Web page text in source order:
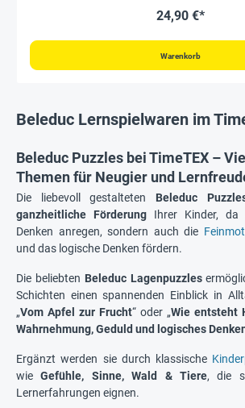
24,90 €*
Warenkorb
Beleduc Lernspielwaren im
Beleduc Puzzles bei TimeTEX –
Themen für Neugier und
Die liebevoll gestalteten Beleduc
ganzheitliche Förderung Ihrer Kinder,
Denken anregen, sondern auch die
und das logische Denken fördern.
Die beliebten Beleduc Lagenpuzzles
Schichten einen spannenden Einblick in
„Vom Apfel zur Frucht“ oder „Wie entsteht
Wahrnehmung, Geduld und logisches
Ergänzt werden sie durch klassische
wieGefühle, Sinne, Wald & Tiere, die
Lernerfahrungen eignen.